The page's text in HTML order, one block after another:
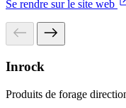
Se rendre sur le site web
Inrock
Produits de forage